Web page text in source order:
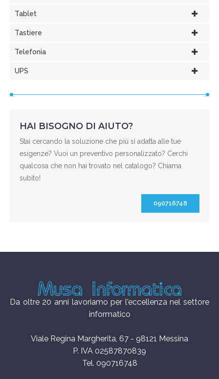
Tablet
Tastiere
Telefonia
UPS
HAI BISOGNO DI AIUTO?
Stai cercando la soluzione che più si adatta alle tue
esigenze? Vuoi un preventivo personalizzato? Cerchi
qualcosa che non hai trovato nel catalogo? Chiama
subito!
090716748
Da oltre 20 anni lavoriamo per l'eccellenza nel settore
informatico
Viale Regina Margherita, 67 - 98121 Messina
P. IVA 02587870839
Tel. 090716748